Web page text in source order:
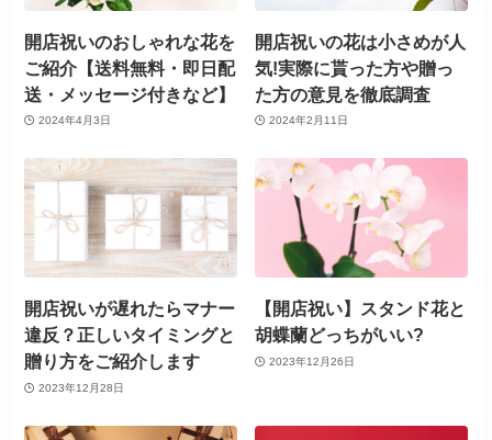
開店祝いのおしゃれな花を
ご紹介【送料無料・即日配
送・メッセージ付きなど】
2024年4月3日
開店祝いの花は小さめが人
気!実際に貰った方や贈っ
た方の意見を徹底調査
2024年2月11日
開店祝いが遅れたらマナー
違反？正しいタイミングと
贈り方をご紹介します
2023年12月28日
【開店祝い】スタンド花と
胡蝶蘭どっちがいい?
2023年12月26日